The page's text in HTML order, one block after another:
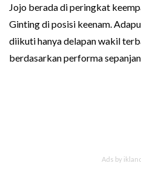
Jojo berada di peringkat
Ginting di posisi keenam.
diikuti hanya delapan wakil
berdasarkan performa